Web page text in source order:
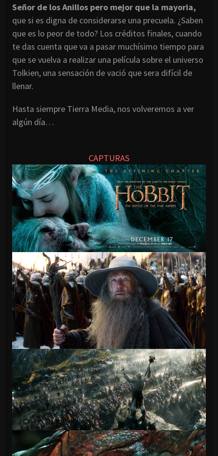
Señor de los Anillos pero mejor que la mayoria,
que si es digna de considerarse una precuela. ¿Saben
que es lo peor de todo? Los créditos finales, cuando
te das cuenta que va a pasar muchísimo tiempo para
que se vuelva a realizar una película sobre el universo
Tolkien, una sensación de vació que sera difícil de
llenar.
Hasta siempre Tierra Media, nos volveremos a ver
algún día…
CAPTURAS